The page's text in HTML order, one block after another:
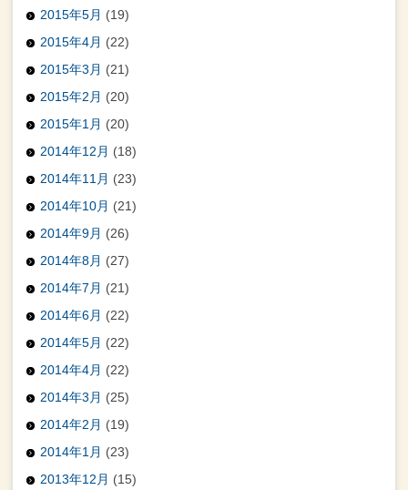
2015年5月 (19)
2015年4月 (22)
2015年3月 (21)
2015年2月 (20)
2015年1月 (20)
2014年12月 (18)
2014年11月 (23)
2014年10月 (21)
2014年9月 (26)
2014年8月 (27)
2014年7月 (21)
2014年6月 (22)
2014年5月 (22)
2014年4月 (22)
2014年3月 (25)
2014年2月 (19)
2014年1月 (23)
2013年12月 (15)